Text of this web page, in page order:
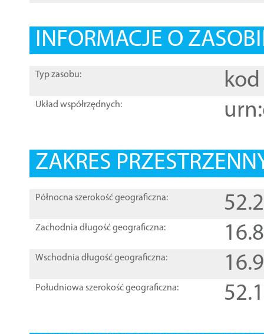
INFORMACJE O
Typ zasobu: kod
Układ współrzędnych:
ZAKRES
Północna szerokość geograficzna:
Zachodnia długość geograficzna:
Wschodnia długość geograficzna:
Południowa szerokość geograficzna: